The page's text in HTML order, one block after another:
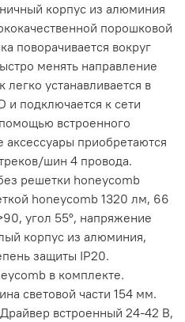
корпус из алюминия
порошковой
поворачивается вокруг
менять направление
легко устанавливается в
и подключается к сети
встроенного
приобретаются
шин 4 провода.
решетки honeycomb
honeycomb 1320 лм, 66
угол 55°, напряжение
корпус из алюминия,
защиты IP20.
в комплекте.
световой части 154 мм.
встроенный 24-42 В,